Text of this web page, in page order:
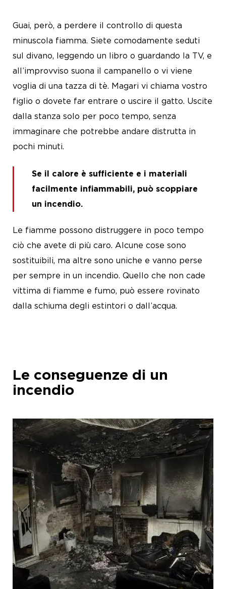
Guai, però, a perdere il controllo di questa
minuscola fiamma. Siete comodamente seduti
sul divano, leggendo un libro o guardando la TV, e
all’improvviso suona il campanello o vi viene
voglia di una tazza di tè. Magari vi chiama vostro
figlio o dovete far entrare o uscire il gatto. Uscite
dalla stanza solo per poco tempo, senza
immaginare che potrebbe andare distrutta in
pochi minuti.
Se il calore è sufficiente e i materiali
facilmente infiammabili, può scoppiare
un incendio.
Le fiamme possono distruggere in poco tempo
ciò che avete di più caro. Alcune cose sono
sostituibili, ma altre sono uniche e vanno perse
per sempre in un incendio. Quello che non cade
vittima di fiamme e fumo, può essere rovinato
dalla schiuma degli estintori o dall’acqua.
Le conseguenze di un
incendio